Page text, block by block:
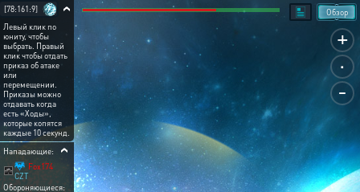
+
.
-
Обзор
[78:161:9]
Левый клик по
юниту, чтобы
выбрать. Правый
клик чтобы отдать
приказ об атаке
или
перемещении.
Приказы можно
отдавать когда
есть «Ходы»,
которые копятся
каждые 10 секунд.
Нападающие:
Fox174
CZT
Обороняющиеся: